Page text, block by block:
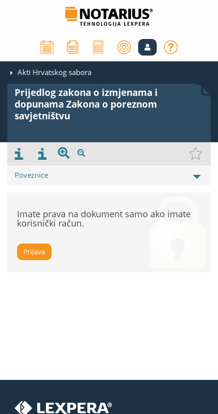
Akti Hrvatskog sabora
Prijedlog zakona o izmjenama i
dopunama Zakona o poreznom
savjetništvu
Poveznice
Imate prava na dokument samo ako imate
korisnički račun.
Prijava